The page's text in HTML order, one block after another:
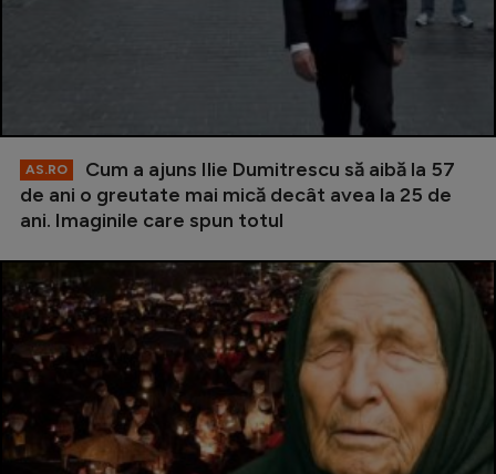
AS.RO
Cum a ajuns Ilie Dumitrescu să aibă la 57
de ani o greutate mai mică decât avea la 25 de
ani. Imaginile care spun totul